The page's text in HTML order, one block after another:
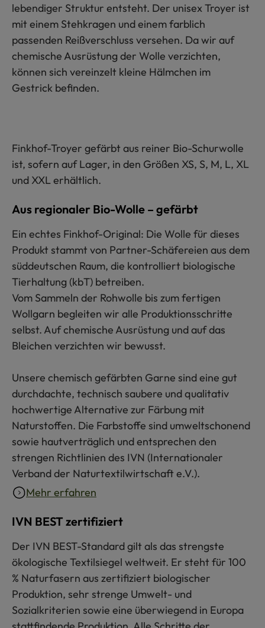
lebendiger Struktur entsteht. Der unisex Troyer ist
mit einem Stehkragen und einem farblich
passenden Reißverschluss versehen. Da wir auf
chemische Ausrüstung der Wolle verzichten,
können sich vereinzelt kleine Hälmchen im
Gestrick befinden.
Finkhof-Troyer gefärbt aus reiner Bio-Schurwolle
ist, sofern auf Lager, in den Größen XS, S, M, L, XL
und XXL erhältlich.
Aus regionaler Bio-Wolle – gefärbt
Ein echtes Finkhof-Original: Die Wolle für dieses
Produkt stammt von Partner-Schäfereien aus dem
süddeutschen Raum, die kontrolliert biologische
Tierhaltung (kbT) betreiben.
Vom Sammeln der Rohwolle bis zum fertigen
Wollgarn begleiten wir alle Produktionsschritte
selbst. Auf chemische Ausrüstung und auf das
Bleichen verzichten wir bewusst.
Unsere chemisch gefärbten Garne sind eine gut
durchdachte, technisch saubere und qualitativ
hochwertige Alternative zur Färbung mit
Naturstoffen. Die Farbstoffe sind umweltschonend
sowie hautverträglich und entsprechen den
strengen Richtlinien des IVN (Internationaler
Verband der Naturtextilwirtschaft e.V.).
Mehr erfahren
IVN BEST zertifiziert
Der IVN BEST-Standard gilt als das strengste
ökologische Textilsiegel weltweit. Er steht für 100
% Naturfasern aus zertifiziert biologischer
Produktion, sehr strenge Umwelt- und
Sozialkriterien sowie eine überwiegend in Europa